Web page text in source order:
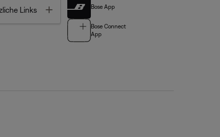
Links Toggle Bose App
Bose Connect
App